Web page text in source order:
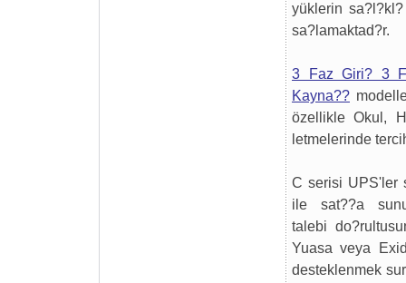
yüklerin
sa?lamaktad?r.
3 Faz Giri? 3
Kayna??
özellikle Okul,
letmelerinde
C serisi UPS'ler
ile sat??a
talebi
Yuasa veya
desteklenmek